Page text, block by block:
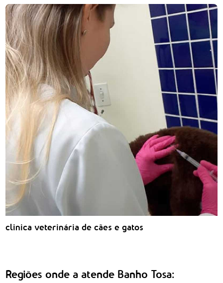
clinica veterinária de cães e gatos
Regiões onde a atende Banho Tosa: